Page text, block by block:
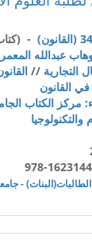
-
عبدالله
التجارية //
القانون
مركز الكتاب
والتكنولوجيا
978-
-